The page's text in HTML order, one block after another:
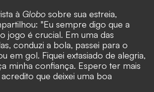
à Globo sobre sua estreia,
"Eu sempre digo que a
jogo é crucial. Em uma das
conduzi a bola, passei para o
em gol. Fiquei extasiado de alegria,
minha confiança. Espero ter mais
que deixei uma boa